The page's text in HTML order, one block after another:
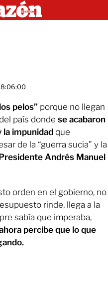
pelos” porque no llegan
país donde se acabaron
la impunidad que
de la “guerra sucia” y la
Andrés Manuel
orden en el gobierno, no
rinde, llega a la
sabía que imperaba,
percibe que lo que